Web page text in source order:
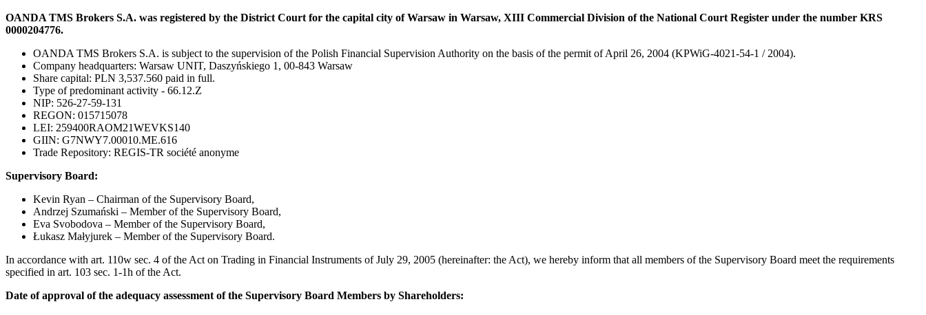
OANDA TMS Brokers S.A. was registered by the District Court for the capital city of Warsaw in Warsaw, XIII Commercial Division of the National Court Register under the number KRS
0000204776.
OANDA TMS Brokers S.A. is subject to the supervision of the Polish Financial Supervision Authority on the basis of the permit of April 26, 2004 (KPWiG-4021-54-1 / 2004).
Company headquarters: Warsaw UNIT, Daszyńskiego 1, 00-843 Warsaw
Share capital: PLN 3,537.560 paid in full.
Type of predominant activity - 66.12.Z
NIP: 526-27-59-131
REGON: 015715078
LEI: 259400RAOM21WEVKS140
GIIN: G7NWY7.00010.ME.616
Trade Repository: REGIS-TR société anonyme
Supervisory Board:
Kevin Ryan – Chairman of the Supervisory Board,
Andrzej Szumański – Member of the Supervisory Board,
Eva Svobodova – Member of the Supervisory Board,
Łukasz Małyjurek – Member of the Supervisory Board.
In accordance with art. 110w sec. 4 of the Act on Trading in Financial Instruments of July 29, 2005 (hereinafter: the Act), we hereby inform that all members of the Supervisory Board meet the requirements
specified in art. 103 sec. 1-1h of the Act.
Date of approval of the adequacy assessment of the Supervisory Board Members by Shareholders: